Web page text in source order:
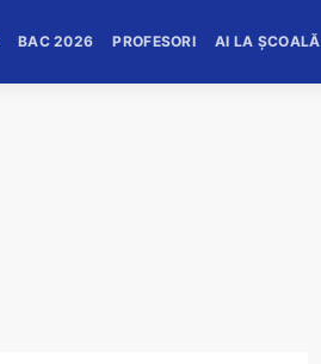
BAC 2026 PROFESORI AI LA ȘCOALĂ